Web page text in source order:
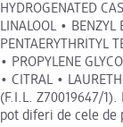
HYDROGENATED
LINALOOL • BENZYL
PENTAERYTHRITYL
• PROPYLENE
• CITRAL •
(F.I.L. Z70019647/
pot diferi de cele de